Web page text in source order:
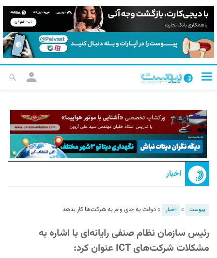
اخبار
پیوست » اخبار »دولت به جای وام به شرکت‌ها کار بدهد
رئیس سازمان نظام صنفی رایانه‌ای با اشاره به
مشکلات شرکت‌های ICT عنوان کرد: